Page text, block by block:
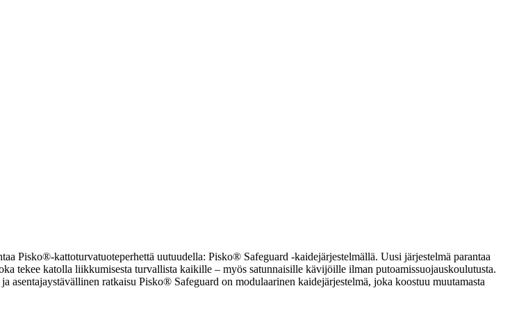
Pisko®-kattoturvatuoteperhettä uutuudella: Pisko® Safeguard -kaidejärjestelmällä. Uusi järjestelmä parantaa
tekee katolla liikkumisesta turvallista kaikille – myös satunnaisille kävijöille ilman putoamissuojauskoulutusta.
ratkaisu Pisko® Safeguard on modulaarinen kaidejärjestelmä, joka koostuu muutamasta